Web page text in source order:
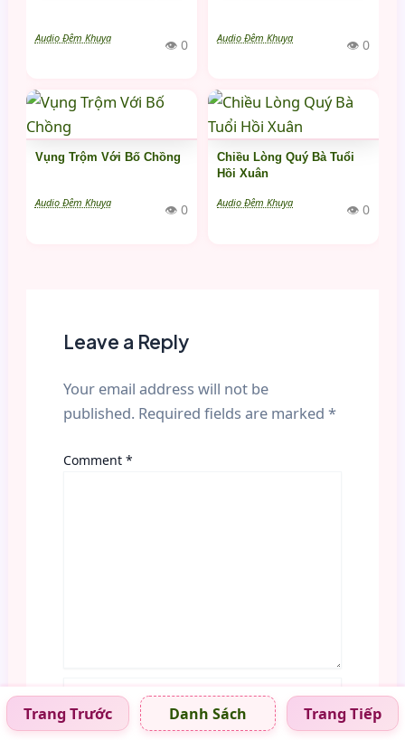
Audio Đêm Khuya 👁 0 Audio Đêm Khuya 👁 0
Vụng Trộm Với Bố Chồng
Audio Đêm Khuya 👁 0
Chiều Lòng Quý Bà Tuổi
Hồi Xuân
Audio Đêm Khuya 👁 0
Leave a Reply
Your email address will not be
published. Required fields are marked *
Comment *
Name*
Trang Trước Danh Sách Trang Tiếp